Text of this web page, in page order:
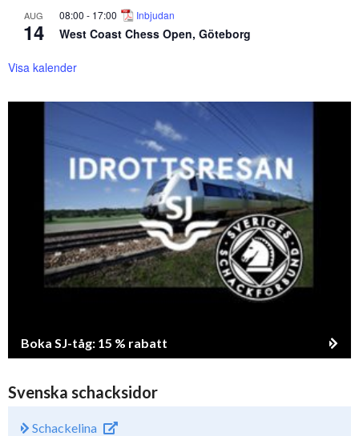
AUG
14
08:00 - 17:00 Inbjudan
West Coast Chess Open, Göteborg
Visa kalender
Boka SJ-tåg: 15 % rabatt
Svenska schacksidor
Schackelina